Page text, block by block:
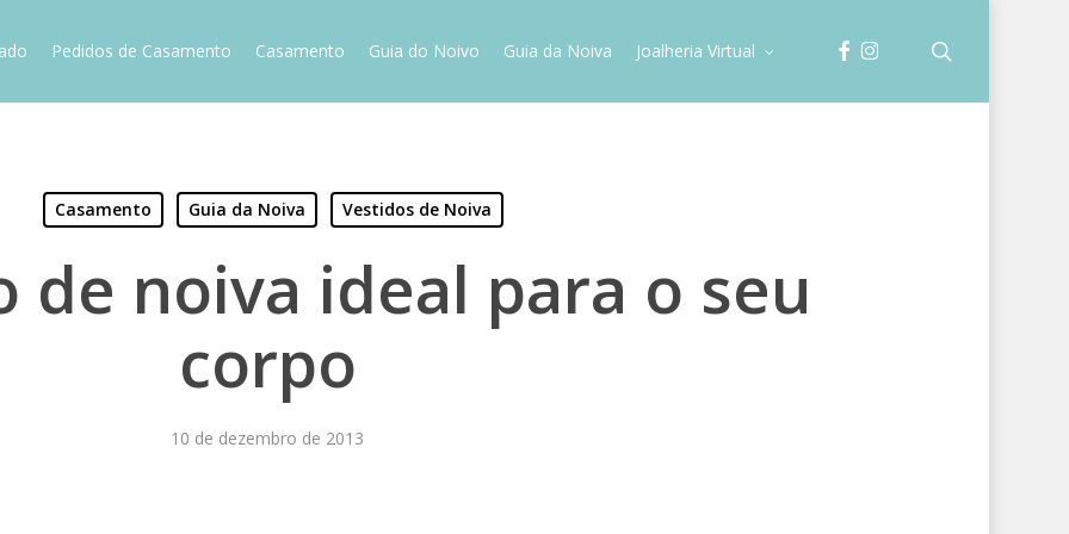
Pedidos de Casamento Casamento Guia do Noivo Guia da Noiva Joalheria Virtual facebookinstagram
Casamento Guia da Noiva Vestidos de Noiva
de noiva ideal para o seu
corpo
10 de dezembro de 2013